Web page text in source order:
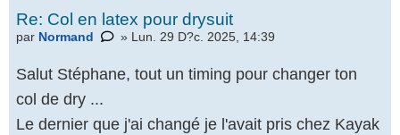
Re: Col en latex pour drysuit
par Normand » Lun. 29 D?c. 2025, 14:39
Salut Stéphane, tout un timing pour changer ton
col de dry ...
Le dernier que j'ai changé je l'avait pris chez Kayak